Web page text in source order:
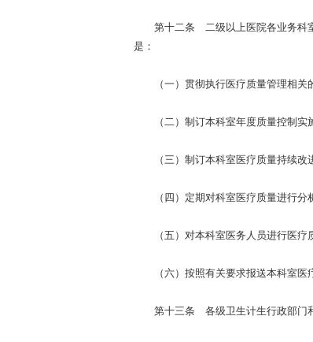
第十二条 二级以上医院各业务科室
是：
（一）贯彻执行医疗质量管理相关的
（二）制订本科室年度质量控制实
（三）制订本科室医疗质量持续改
（四）定期对科室医疗质量进行分
（五）对本科室医务人员进行医疗质
（六）按照有关要求报送本科室医疗
第十三条 各级卫生计生行政部门和